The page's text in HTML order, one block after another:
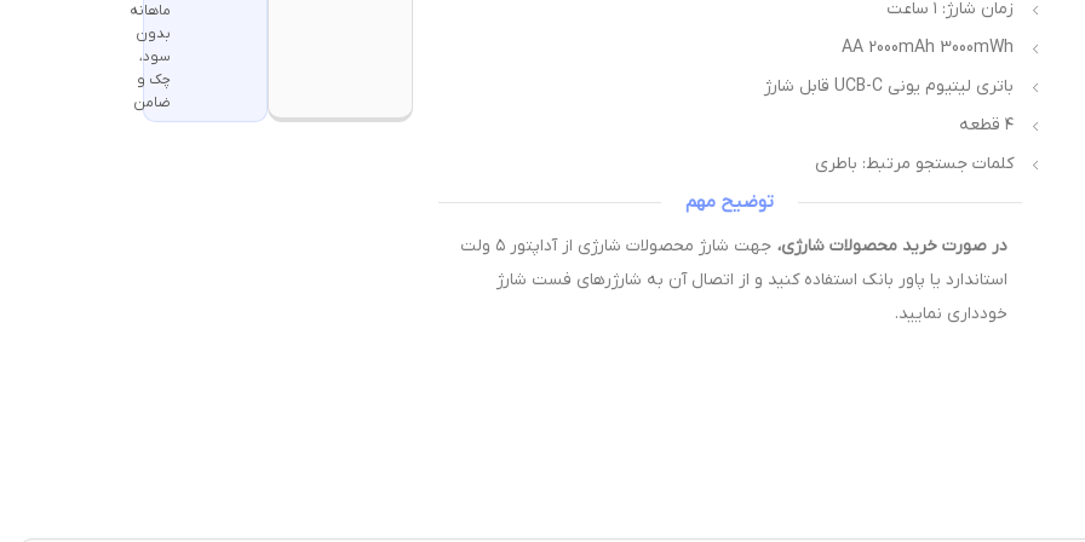
زمان شارژ: ۱ ساعت
AA 2000mAh 3000mWh
باتری لیتیوم یونی UCB-C قابل شارژ
۴ قطعه
کلمات جستجو مرتبط: باطری
توضیح مهم
در صورت خرید محصولات شارژی،
جهت شارژ محصولات شارژی از آداپتور ۵ ولت
استاندارد یا پاور بانک استفاده کنید و از اتصال آن به شارژرهای فست شارژ
خودداری نمایید.
ماهانه
بدون
سود،
چک و
ضامن